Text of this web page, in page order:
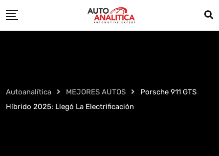
to
Autoanalítica MEJORES AUTOS
Porsche 911 GTS
Híbrido 2025: Llegó La Electrificación